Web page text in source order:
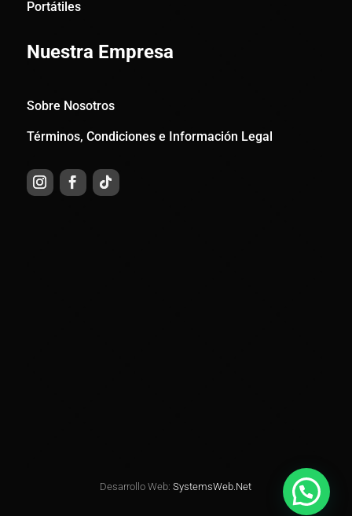
Portátiles
Nuestra Empresa
Sobre Nosotros
Términos, Condiciones e Información Legal
Desarrollo Web: SystemsWeb.Net